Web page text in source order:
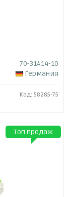
70-31414-10
Германия
Код: 58285-75
Топ продаж